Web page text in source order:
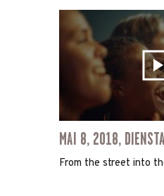
MAI 8, 2018,
From the street into